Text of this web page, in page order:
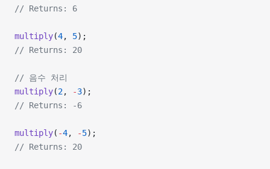
// Returns: 6
multiply(4, 5);
// Returns: 20
// 음수 처리
multiply(2, -3);
// Returns: -6
multiply( -4, -5);
// Returns: 20